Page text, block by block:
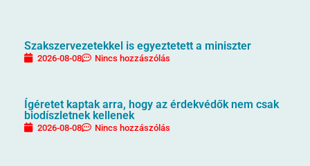
Szakszervezetekkel is egyeztetett a miniszter
2026-08-08 Nincs hozzászólás
Ígéretet kaptak arra, hogy az érdekvédők nem csak
biodíszletnek kellenek
2026-08-08 Nincs hozzászólás